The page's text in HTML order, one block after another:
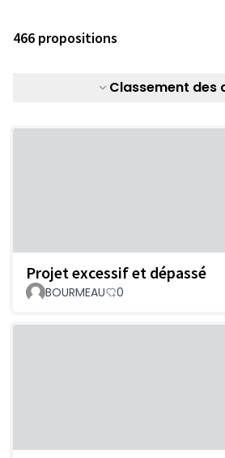
466 propositions
Classement des
Projet excessif et dépassé
BOURMEAU 0